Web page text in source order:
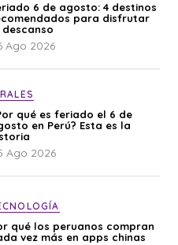
6 de agosto: 4 destinos
para disfrutar
descanso
Ago 2026
qué es feriado el 6 de
en Perú? Esta es la
Ago 2026
qué los peruanos compran
vez más en apps chinas